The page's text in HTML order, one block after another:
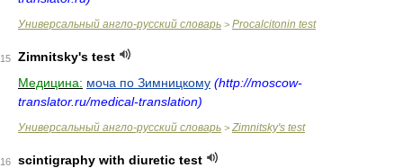
Универсальный англо-русский словарь > Procalcitonin test
15
Zimnitsky's test
Медицина: моча по Зимницкому (http://moscow-
translator.ru/medical-translation)
Универсальный англо-русский словарь > Zimnitsky's test
16
scintigraphy with diuretic test